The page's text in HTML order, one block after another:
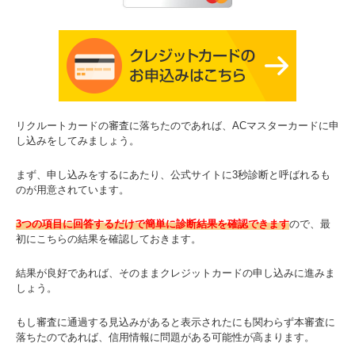
リクルートカードの審査に落ちたのであれば、ACマスターカードに申
し込みをしてみましょう。
まず、申し込みをするにあたり、公式サイトに3秒診断と呼ばれるも
のが用意されています。
3つの項目に回答するだけで簡単に診断結果を確認できますので、最
初にこちらの結果を確認しておきます。
結果が良好であれば、そのままクレジットカードの申し込みに進みま
しょう。
もし審査に通過する見込みがあると表示されたにも関わらず本審査に
落ちたのであれば、信用情報に問題がある可能性が高まります。